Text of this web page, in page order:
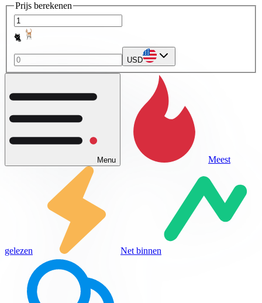
Prijs berekenen
🐈
USD
Menu Meest
gelezen Net binnen